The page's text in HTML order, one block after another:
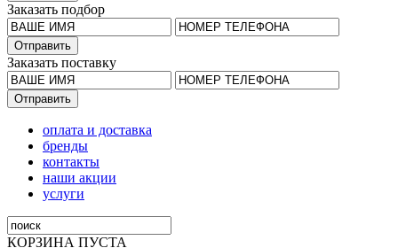
Заказать подбор
Заказать поставку
оплата и доставка
бренды
контакты
наши акции
услуги
КОРЗИНА ПУСТА